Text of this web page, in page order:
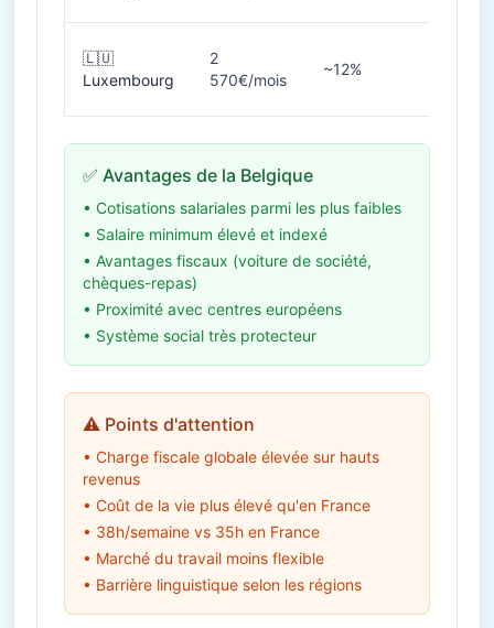
🇱🇺
Luxembourg
2
570€/mois
~12%
✅ Avantages de la Belgique
• Cotisations salariales parmi les plus faibles
• Salaire minimum élevé et indexé
• Avantages fiscaux (voiture de société,
chèques-repas)
• Proximité avec centres européens
• Système social très protecteur
⚠️ Points d'attention
• Charge fiscale globale élevée sur hauts
revenus
• Coût de la vie plus élevé qu'en France
• 38h/semaine vs 35h en France
• Marché du travail moins flexible
• Barrière linguistique selon les régions